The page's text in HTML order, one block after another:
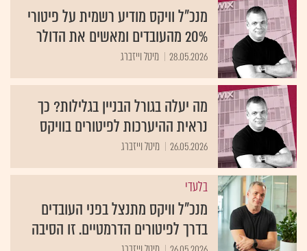
מנכ"ל וויקס מודיע רשמית על פיטורי
20% מהעובדים ומאשים את הדולר
28.05.2026 מיטל וייזברג
מה יעלה בגורל הבניין בגלילות? כך
נראית ההיערכות לפיטורים בוויקס
26.05.2026 מיטל וייזברג
בלעדי
מנכ"ל וויקס מתנצל בפני העובדים
בדרך לפיטורים הדרמטיים. זו הסיבה
26.05.2026 מיטל וייזברג